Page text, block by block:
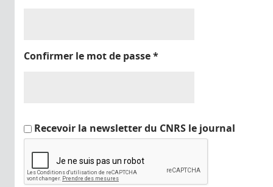
Confirmer le mot de passe*
Recevoir la newsletter du CNRS le journal